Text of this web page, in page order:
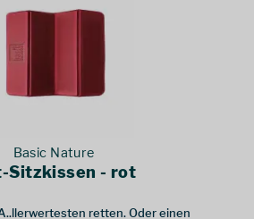
Basic Nature
Sitzkissen - rot
retten. Oder einen